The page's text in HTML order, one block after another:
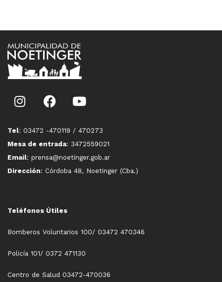
Tel: 03472 -470119 / 470273
Mesa de entrada: 3472559021
Email: prensa@noetinger.gob.ar
Dirección: Córdoba 48, Noetinger (Cba.)
Teléfonos Útiles
Bomberos Voluntarios 100/ 03472 470346
Policía 101/ 0372 471130
Centro de Salud 03472-470036